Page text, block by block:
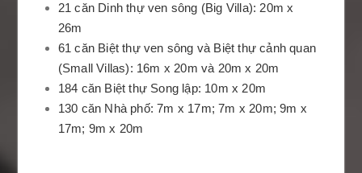
21 căn Dinh thự ven sông (Big Villa): 20m x
26m
61 căn Biệt thự ven sông và Biệt thự cảnh quan
(Small Villas): 16m x 20m và 20m x 20m
184 căn Biệt thự Song lập: 10m x 20m
130 căn Nhà phố: 7m x 17m; 7m x 20m; 9m x
17m; 9m x 20m